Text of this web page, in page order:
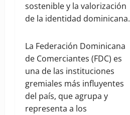
sostenible y la valorización
de la identidad dominicana.
La Federación Dominicana
de Comerciantes (FDC) es
una de las instituciones
gremiales más influyentes
del país, que agrupa y
representa a los